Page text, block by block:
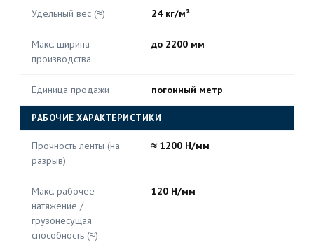
Удельный вес (≈) 24 кг/м²
Макс. ширина
производства
до 2200 мм
Единица продажи погонный метр
РАБОЧИЕ ХАРАКТЕРИСТИКИ
Прочность ленты (на
разрыв)
≈ 1200 Н/мм
Макс. рабочее
натяжение /
грузонесущая
способность (≈)
120 Н/мм